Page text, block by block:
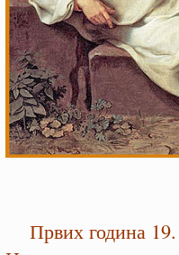
Јохан Волфганг
Првих година 19.